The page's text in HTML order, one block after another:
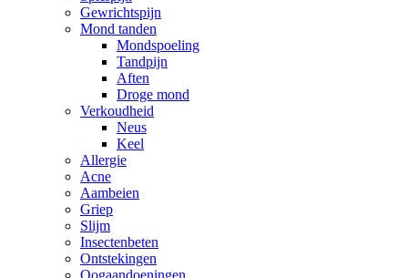
Gewrichtspijn
Mond tanden
Mondspoeling
Tandpijn
Aften
Droge mond
Verkoudheid
Neus
Keel
Allergie
Acne
Aambeien
Griep
Slijm
Insectenbeten
Ontstekingen
Oogaandoeningen